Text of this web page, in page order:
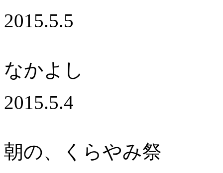
2015.5.5
なかよし
2015.5.4
朝の、くらやみ祭